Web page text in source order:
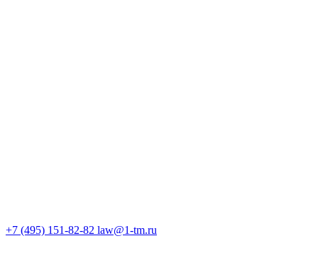
+7 (495) 151-82-82 law@1-tm.ru